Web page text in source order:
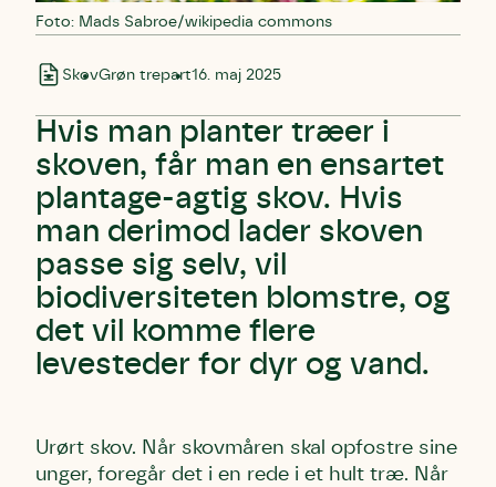
Foto: Mads Sabroe/wikipedia commons
SkovGrøn trepart16. maj 2025
Hvis man planter træer i
skoven, får man en ensartet
plantage-agtig skov. Hvis
man derimod lader skoven
passe sig selv, vil
biodiversiteten blomstre, og
det vil komme flere
levesteder for dyr og vand.
Urørt skov. Når skovmåren skal opfostre sine
unger, foregår det i en rede i et hult træ. Når